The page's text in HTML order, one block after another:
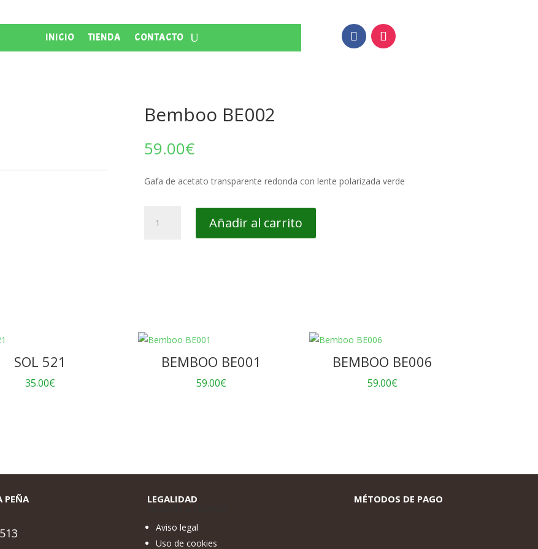
INICIO TIENDA CONTACTO
Bemboo BE002
59.00€
Gafa de acetato transparente redonda con lente polarizada verde
BE002
Añadir al carrito
SOL 521
35.00€
BEMBOO BE001
59.00€
BEMBOO BE006
59.00€
PEÑA LEGALIDAD
Aviso legal
Uso de cookies
MÉTODOS DE PAGO